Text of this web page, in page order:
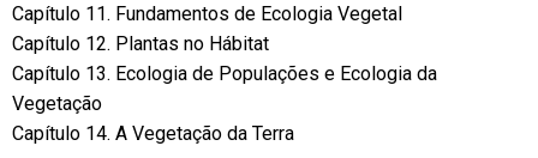
Capítulo 11. Fundamentos de Ecologia Vegetal
Capítulo 12. Plantas no Hábitat
Capítulo 13. Ecologia de Populações e Ecologia da
Vegetação
Capítulo 14. A Vegetação da Terra